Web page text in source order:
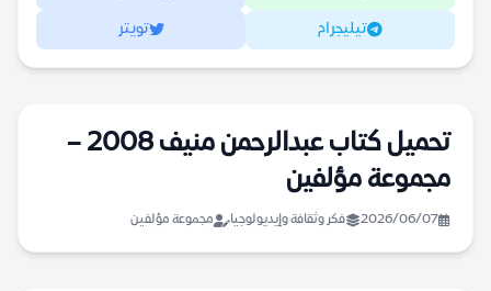
تيليجرام تويتر
تحميل كتاب عبدالرحمن منيف 2008 –
مجموعة مؤلفين
2026/06/07 فكر وثقافة وإيديولوجيا مجموعة مؤلفين